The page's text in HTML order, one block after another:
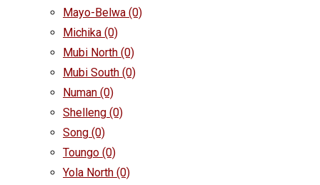
Mayo-Belwa (0)
Michika (0)
Mubi North (0)
Mubi South (0)
Numan (0)
Shelleng (0)
Song (0)
Toungo (0)
Yola North (0)